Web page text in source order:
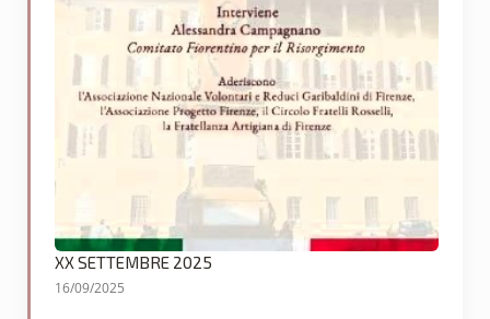
XX SETTEMBRE 2025
16/09/2025